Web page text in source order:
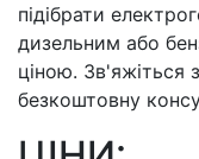
підібрати
дизельним або
ціною. Зв'яжіться
безкоштовну